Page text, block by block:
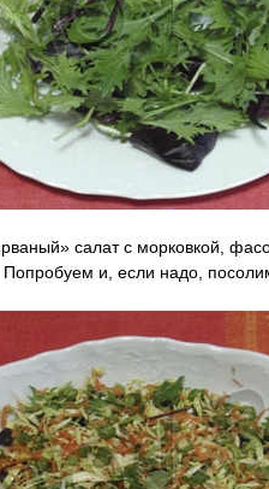
салат с морковкой,
Попробуем и, если надо,